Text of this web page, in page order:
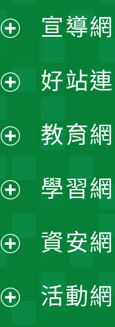
開
選
單
開
選
單
開
選
單
開
選
開
宣導
好站
教育
學習
資安
活動